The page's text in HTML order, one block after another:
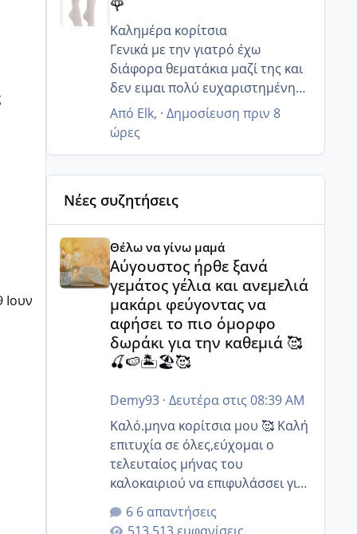
Ιουν
🌹
Καλημέρα κορίτσια
Γενικά με την γιατρό έχω
διάφορα θεματάκια μαζί της και
δεν ειμαι πολύ ευχαριστημένη
αλλά τουλάχιστον στο κομμάτι
θηλασμός είναι καλή δεν
προωθεί καθόλου το ξένο γάλα
και πολύ δουλειά είστε κάπως
πιο χαλαροί θα πάρει και το
9μηνο τον Σεπτέμβρη θα είναι
και η μεγάλη στο σχολείο οπότε
μια χαρά !θα πάτε και διακοπες
ειχες πει ;
και εμένα έχει σταματήσει την
δουλειά ο άντρας μου και
είμαστε όλοι μαζί την Τρίτη
τελικά θα κάνω και τα γενέθλια
πήγα εχτές παράγγειλα και της
τούρτες τα έχω κανονίσει όλα
περιμένουν πως και πως 😂
Από Elk, · Δημοσίευση πριν 8
ώρες
Νέες συζητήσεις
Αύγουστος ήρθε ξανά γεμάτος γέλια και
Θέλω να γίνω μαμά
Αύγουστος ήρθε ξανά
γεμάτος γέλια και ανεμελιά
μακάρι φεύγοντας να
αφήσει το πιο όμορφο
δωράκι για την καθεμιά 🥰
🍒🍉🏝️🏖️🥰
Demy93· Δευτέρα στις 08:39 AM
Καλό.μηνα κορίτσια μου 🥰 Καλή
επιτυχία σε όλες,εύχομαι ο
τελευταίος μήνας του
καλοκαιριού να επιφυλάσσει για
όλες σας την πιο όμορφη
έκπληξη 🧿 @Elk @Melikara86
6 απαντήσεις